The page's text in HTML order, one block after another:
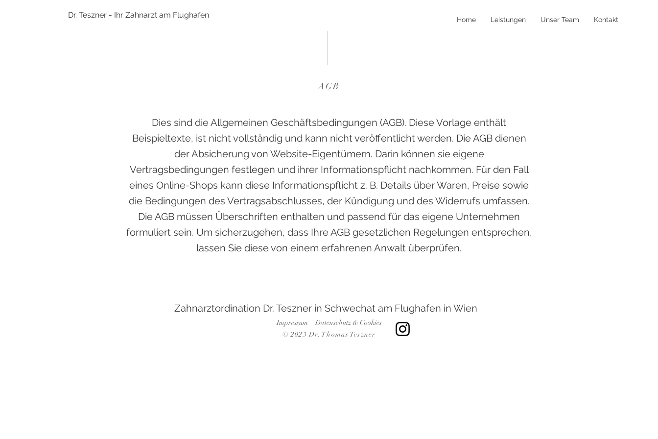
Dr. Teszner - Ihr Zahnarzt am Flughafen Home Leistungen Unser Team Kontakt
AGB
Dies sind die Allgemeinen Geschäftsbedingungen (AGB). Diese Vorlage enthält
Beispieltexte, ist nicht vollständig und kann nicht veröffentlicht werden. Die AGB dienen
der Absicherung von Website-Eigentümern. Darin können sie eigene
Vertragsbedingungen festlegen und ihrer Informationspflicht nachkommen. Für den Fall
eines Online-Shops kann diese Informationspflicht z. B. Details über Waren, Preise sowie
die Bedingungen des Vertragsabschlusses, der Kündigung und des Widerrufs umfassen.
Die AGB müssen Überschriften enthalten und passend für das eigene Unternehmen
formuliert sein. Um sicherzugehen, dass Ihre AGB gesetzlichen Regelungen entsprechen,
lassen Sie diese von einem erfahrenen Anwalt überprüfen.
Zahnarztordination Dr. Teszner in Schwechat am Flughafen in Wien
Impressum
Datenschutz & Cookies
© 2023 Dr. Thomas Teszner